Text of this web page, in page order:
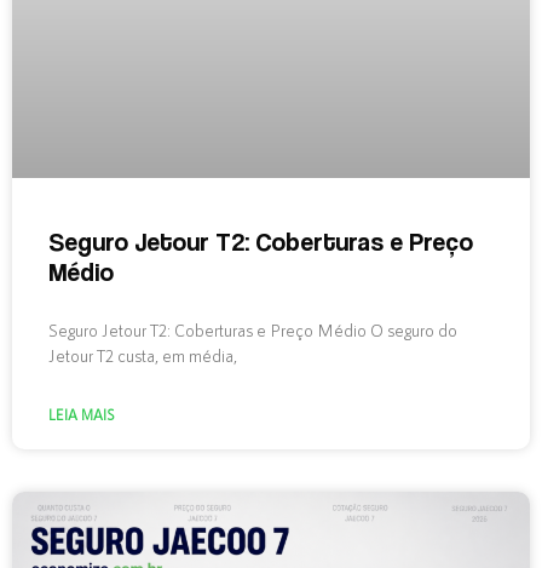
Seguro Jetour T2: Coberturas e Preço
Médio
Seguro Jetour T2: Coberturas e Preço Médio O seguro do
Jetour T2 custa, em média,
LEIA MAIS